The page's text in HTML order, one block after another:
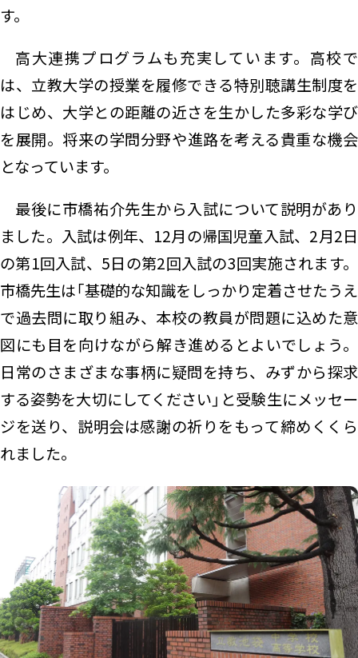
す。
高大連携プログラムも充実しています。高校で
は、立教大学の授業を履修できる特別聴講生制度を
はじめ、大学との距離の近さを生かした多彩な学び
を展開。将来の学問分野や進路を考える貴重な機会
となっています。
最後に市橋祐介先生から入試について説明があり
ました。入試は例年、12月の帰国児童入試、2月2日
の第1回入試、5日の第2回入試の3回実施されます。
市橋先生は「基礎的な知識をしっかり定着させたうえ
で過去問に取り組み、本校の教員が問題に込めた意
図にも目を向けながら解き進めるとよいでしょう。
日常のさまざまな事柄に疑問を持ち、みずから探求
する姿勢を大切にしてください」と受験生にメッセー
ジを送り、説明会は感謝の祈りをもって締めくくら
れました。